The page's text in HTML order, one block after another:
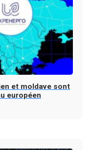
et moldave sont
européen